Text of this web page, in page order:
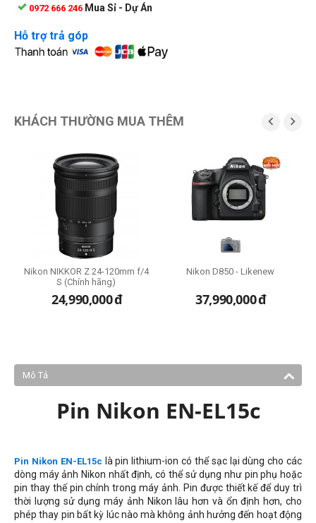
0972 666 246 Mua Sỉ - Dự Án
Hỗ trợ trả góp
KHÁCH THƯỜNG MUA THÊM  
Nikon NIKKOR Z 24-120mm f/4
S (Chính hãng)
24,990,000đ
Nikon D850 - Likenew
37,990,000đ
Mô Tả
Pin Nikon EN-EL15c
Pin Nikon EN-EL15c là pin lithium-ion có thể sạc lại dùng cho các
dòng máy ảnh Nikon nhất định, có thể sử dụng như pin phụ hoặc
pin thay thế pin chính trong máy ảnh. Pin được thiết kế để duy trì
thời lượng sử dụng máy ảnh Nikon lâu hơn và ổn định hơn, cho
phép thay pin bất kỳ lúc nào mà không ảnh hưởng đến hoạt động